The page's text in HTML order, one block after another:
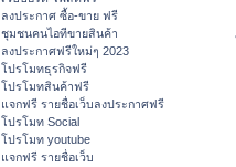
ลงประกาศ ซื้อ-ขาย ฟรี
ชุมชนคนไอทีขายสินค้า
ลงประกาศฟรีใหม่ๆ 2023
โปรโมทธุรกิจฟรี
โปรโมทสินค้าฟรี
แจกฟรี รายชื่อเว็บลงประกาศฟรี
โปรโมท Social
โปรโมท youtube
แจกฟรี รายชื่อเว็บ